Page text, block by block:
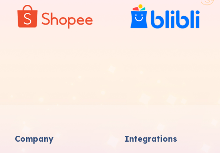
Company Integrations